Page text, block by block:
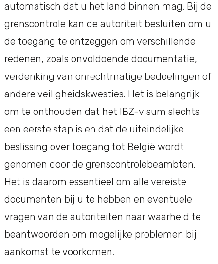
automatisch dat u het land binnen mag. Bij de
grenscontrole kan de autoriteit besluiten om u
de toegang te ontzeggen om verschillende
redenen, zoals onvoldoende documentatie,
verdenking van onrechtmatige bedoelingen of
andere veiligheidskwesties. Het is belangrijk
om te onthouden dat het IBZ-visum slechts
een eerste stap is en dat de uiteindelijke
beslissing over toegang tot België wordt
genomen door de grenscontrolebeambten.
Het is daarom essentieel om alle vereiste
documenten bij u te hebben en eventuele
vragen van de autoriteiten naar waarheid te
beantwoorden om mogelijke problemen bij
aankomst te voorkomen.